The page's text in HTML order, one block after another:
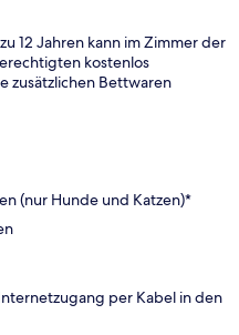
12 Jahren kann im Zimmer der
kostenlos
zusätzlichen Bettwaren
(nur Hunde und Katzen)*
per Kabel in den